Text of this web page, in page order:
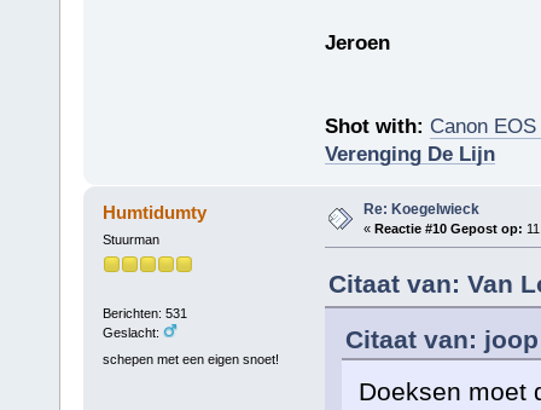
Jeroen
Shot with: Canon
Verenging De Lijn
Humtidumty
Stuurman
Berichten: 531
Geslacht:
schepen met een eigen snoet!
Re: Koegelwieck
« Reactie #10 Gepost op:
Citaat van: Van
Citaat van:
Doeksen moet